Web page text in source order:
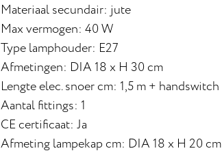
Materiaal secundair: jute
Max vermogen: 40 W
Type lamphouder: E27
Afmetingen: DIA 18 x H 30 cm
Lengte elec. snoer cm: 1,5 m + handswitch
Aantal fittings: 1
CE certificaat: Ja
Afmeting lampekap cm: DIA 18 x H 20 cm